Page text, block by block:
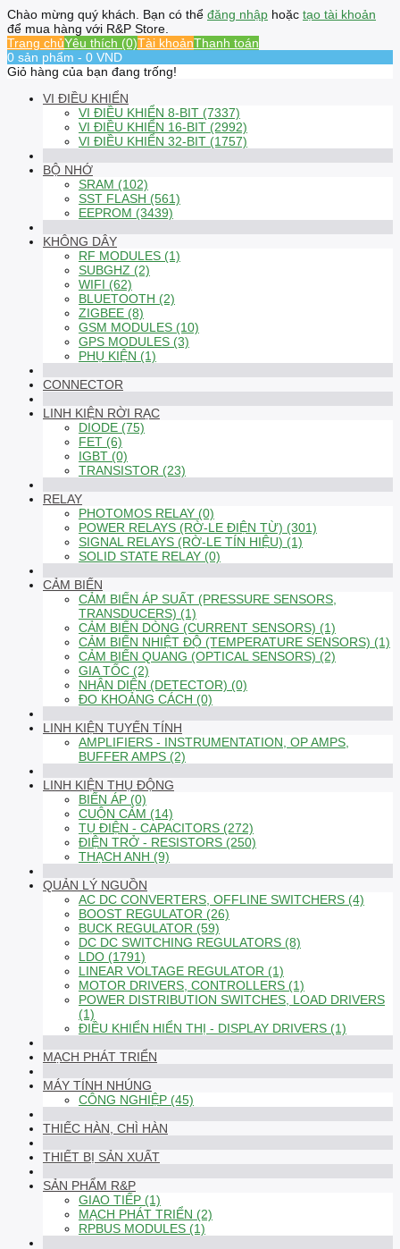
Chào mừng quý khách. Bạn có thể đăng nhập hoặc tạo tài khoản
để mua hàng với R&P Store.
Trang chủYêu thích (0)Tài khoảnThanh toán
0 sản phẩm - 0 VND
Giỏ hàng của bạn đang trống!
VI ĐIỀU KHIỂN
VI ĐIỀU KHIỂN 8-BIT (7337)
VI ĐIỀU KHIỂN 16-BIT (2992)
VI ĐIỀU KHIỂN 32-BIT (1757)
BỘ NHỚ
SRAM (102)
SST FLASH (561)
EEPROM (3439)
KHÔNG DÂY
RF MODULES (1)
SUBGHZ (2)
WIFI (62)
BLUETOOTH (2)
ZIGBEE (8)
GSM MODULES (10)
GPS MODULES (3)
PHỤ KIỆN (1)
CONNECTOR
LINH KIỆN RỜI RẠC
DIODE (75)
FET (6)
IGBT (0)
TRANSISTOR (23)
RELAY
PHOTOMOS RELAY (0)
POWER RELAYS (RỜ-LE ĐIỆN TỪ) (301)
SIGNAL RELAYS (RỜ-LE TÍN HIỆU) (1)
SOLID STATE RELAY (0)
CẢM BIẾN
CẢM BIẾN ÁP SUẤT (PRESSURE SENSORS,
TRANSDUCERS) (1)
CẢM BIẾN DÒNG (CURRENT SENSORS) (1)
CẢM BIẾN NHIỆT ĐỘ (TEMPERATURE SENSORS) (1)
CẢM BIẾN QUANG (OPTICAL SENSORS) (2)
GIA TỐC (2)
NHẬN DIỆN (DETECTOR) (0)
ĐO KHOẢNG CÁCH (0)
LINH KIỆN TUYẾN TÍNH
AMPLIFIERS - INSTRUMENTATION, OP AMPS,
BUFFER AMPS (2)
LINH KIỆN THỤ ĐỘNG
BIẾN ÁP (0)
CUỘN CẢM (14)
TỤ ĐIỆN - CAPACITORS (272)
ĐIỆN TRỞ - RESISTORS (250)
THẠCH ANH (9)
QUẢN LÝ NGUỒN
AC DC CONVERTERS, OFFLINE SWITCHERS (4)
BOOST REGULATOR (26)
BUCK REGULATOR (59)
DC DC SWITCHING REGULATORS (8)
LDO (1791)
LINEAR VOLTAGE REGULATOR (1)
MOTOR DRIVERS, CONTROLLERS (1)
POWER DISTRIBUTION SWITCHES, LOAD DRIVERS
(1)
ĐIỀU KHIỂN HIỂN THỊ - DISPLAY DRIVERS (1)
MẠCH PHÁT TRIỂN
MÁY TÍNH NHÚNG
CÔNG NGHIỆP (45)
THIẾC HÀN, CHÌ HÀN
THIẾT BỊ SẢN XUẤT
SẢN PHẨM R&P
GIAO TIẾP (1)
MẠCH PHÁT TRIỂN (2)
RPBUS MODULES (1)